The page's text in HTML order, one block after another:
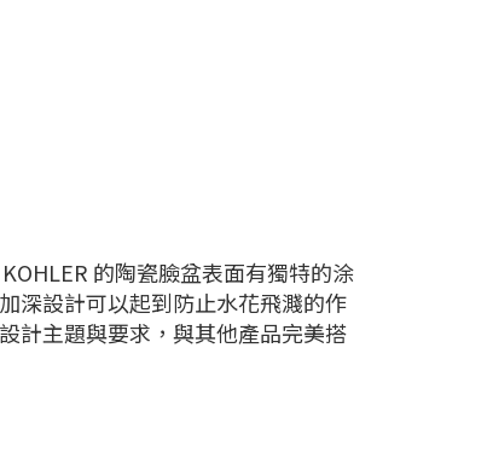
的陶瓷臉盆表面有獨特的涂
深設計可以起到防止水花飛濺的作
計主題與要求，與其他產品完美搭